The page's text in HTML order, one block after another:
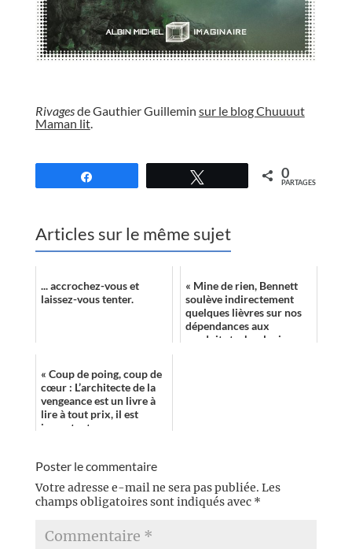
Rivagesde Gauthier Guillemin sur le blog Chuuuut
Maman lit.
0
PARTAGES
Articles sur le même sujet
... accrochez-vous et
laissez-vous tenter.
« Mine de rien, Bennett
soulève indirectement
quelques lièvres sur nos
dépendances aux
produits technologiques
« Coup de poing, coup de
cœur : L’architecte de la
vengeance est un livre à
lire à tout prix, il est
important. »
Poster le commentaire
Votre adresse e-mail ne sera pas publiée. Les
champs obligatoires sont indiqués avec *